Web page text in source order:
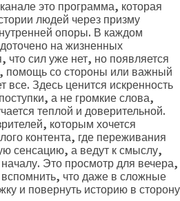
это программа, которая
людей через призму
опоры. В каждом
на жизненных
что сил уже нет, но появляется
помощь со стороны или важный
все. Здесь ценится искренность
а не громкие слова,
теплой и доверительной.
которым хочется
контента, где переживания
сенсацию, а ведут к смыслу,
Это просмотр для вечера,
вспомнить, что даже в сложные
и повернуть историю в сторону